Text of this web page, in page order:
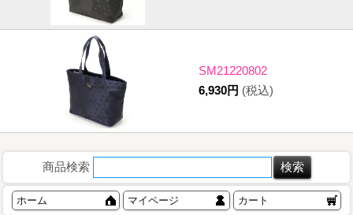
SM21220802
6,930円 (税込)
商品検索
ホーム マイページ カート